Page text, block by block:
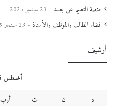
منصة التعليم عن بعـــد 23 سبتمبر 2025
فضاء الطالب والموظف والأستاذ 23 سبتمبر 2025
أرشيف
أغسطس 2026
د
ن ث أرب